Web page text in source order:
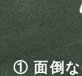
① 面倒な